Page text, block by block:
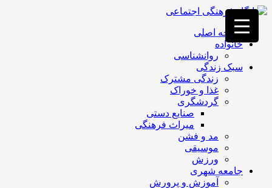
فصد
خون
غرب
تهران
خشکشویی
تصفیه
تهران
صفحه اصلی
خانواده
روانشناسی
سبک زندگی
زندگی مشترک
غذا و خوراک
گردشگری
صنایع دستی
میراث فرهنگی
مد و فشن
موسیقی
ورزش
جامعه شهری
آموزش و پرورش